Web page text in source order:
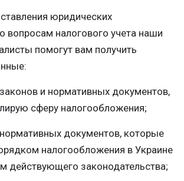
юридических
вопросам налогового учета наши
помогут вам получить
и нормативных документов,
сферу налогообложения;
документов, которые
налогообложения в Украине
действующего законодательства;